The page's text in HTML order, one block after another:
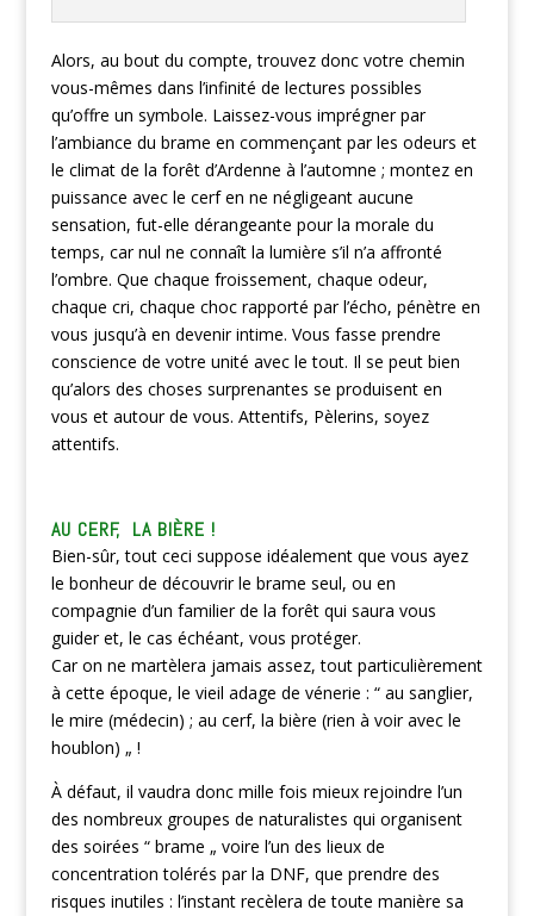
Alors, au bout du compte, trouvez donc votre chemin
vous-mêmes dans l’infinité de lectures possibles
qu’offre un symbole. Laissez-vous imprégner par
l’ambiance du brame en commençant par les odeurs et
le climat de la forêt d’Ardenne à l’automne ; montez en
puissance avec le cerf en ne négligeant aucune
sensation, fut-elle dérangeante pour la morale du
temps, car nul ne connaît la lumière s’il n’a affronté
l’ombre. Que chaque froissement, chaque odeur,
chaque cri, chaque choc rapporté par l’écho, pénètre en
vous jusqu’à en devenir intime. Vous fasse prendre
conscience de votre unité avec le tout. Il se peut bien
qu’alors des choses surprenantes se produisent en
vous et autour de vous. Attentifs, Pèlerins, soyez
attentifs.
AU CERF, LA BIÈRE !
Bien-sûr, tout ceci suppose idéalement que vous ayez
le bonheur de découvrir le brame seul, ou en
compagnie d’un familier de la forêt qui saura vous
guider et, le cas échéant, vous protéger.
Car on ne martèlera jamais assez, tout particulièrement
à cette époque, le vieil adage de vénerie : “ au sanglier,
le mire (médecin) ; au cerf, la bière (rien à voir avec le
houblon) „ !
À défaut, il vaudra donc mille fois mieux rejoindre l’un
des nombreux groupes de naturalistes qui organisent
des soirées “ brame „ voire l’un des lieux de
concentration tolérés par la DNF, que prendre des
risques inutiles : l’instant recèlera de toute manière sa